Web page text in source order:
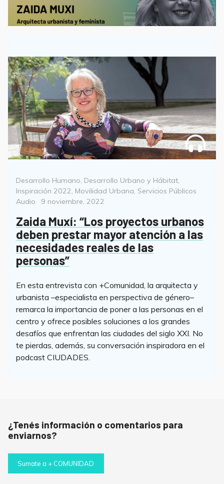
Categorías
Desarrollo Humano, Desarrollo Urbano y Hábitat,
Inspiración 2022, Movilidad Urbana, Servicios Públicos
Audio
Posted
9 noviembre, 2022
Zaida Muxí: “Los proyectos urbanos
deben prestar mayor atención a las
necesidades reales de las
personas”
En esta entrevista con +Comunidad, la arquitecta y
urbanista –especialista en perspectiva de género–
remarca la importancia de poner a las personas en el
centro y ofrece posibles soluciones a los grandes
desafíos que enfrentan las ciudades del siglo XXI. No
te pierdas, además, su conversación inspiradora en el
podcast CIUDADES.
¿Tenés información o comentarios para
enviarnos?
Sumate a + COMUNIDAD